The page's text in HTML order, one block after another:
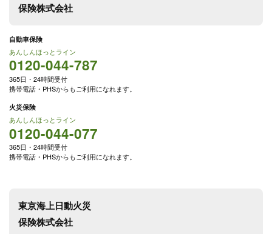
保険株式会社
自動車保険
あんしんほっとライン
0120-044-787
365日・24時間受付
携帯電話・PHSからもご利用になれます。
火災保険
あんしんほっとライン
0120-044-077
365日・24時間受付
携帯電話・PHSからもご利用になれます。
東京海上日動火災
保険株式会社